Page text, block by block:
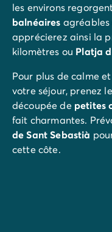
les environs
balnéaires agréables
apprécierez ainsi la
kilomètres ou Platja
Pour plus de calme
votre séjour, prenez
découpée de petites
fait charmantes.
de Sant Sebastià
cette côte.